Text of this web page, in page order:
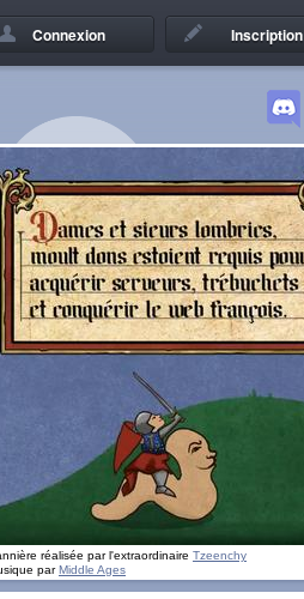
Connexion Inscription
réalisée par l'extraordinaire Tzeenchy
parMiddle Ages